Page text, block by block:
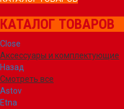
КАТАЛОГ ТОВАРОВ
Close
Аксессуары и комплектующие
Назад
Смотреть все
Astov
Etna